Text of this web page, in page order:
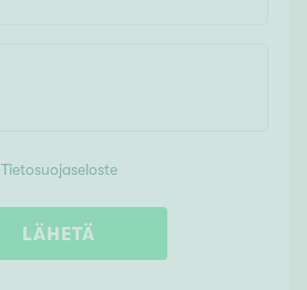
Tietosuojaseloste
LÄHETÄ